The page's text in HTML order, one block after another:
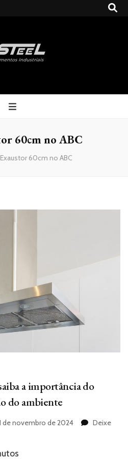
60cm no ABC
Exaustor 60cm no ABC
a importância do
do ambiente
de novembro de 2024
Deixe